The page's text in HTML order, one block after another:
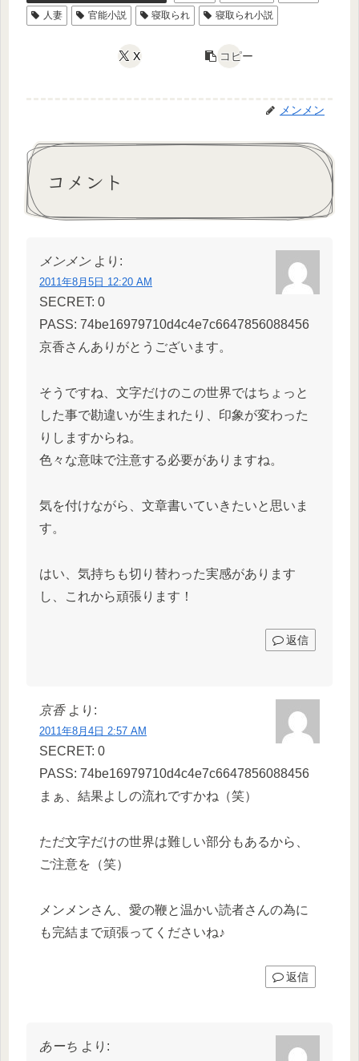
人妻
官能小説 寝取られ 寝取られ小説
X コピー
メンメン
コメント
メンメン より:
2011年8月5日 12:20 AM
SECRET: 0
PASS: 74be16979710d4c4e7c6647856088456
京香さんありがとうございます。
そうですね、文字だけのこの世界ではちょっと
した事で勘違いが生まれたり、印象が変わった
りしますからね。
色々な意味で注意する必要がありますね。
気を付けながら、文章書いていきたいと思いま
す。
はい、気持ちも切り替わった実感があります
し、これから頑張ります！
返信
京香 より:
2011年8月4日 2:57 AM
SECRET: 0
PASS: 74be16979710d4c4e7c6647856088456
まぁ、結果よしの流れですかね（笑）
ただ文字だけの世界は難しい部分もあるから、
ご注意を（笑）
メンメンさん、愛の鞭と温かい読者さんの為に
も完結まで頑張ってくださいね♪
返信
あーち より: